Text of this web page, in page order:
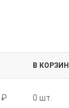
В
₽ 0 шт.